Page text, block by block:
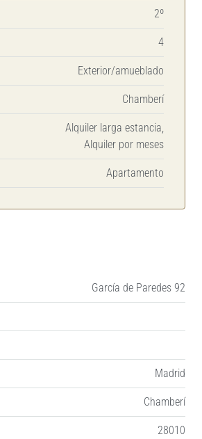
2º
4
Exterior/amueblado
Chamberí
Alquiler larga estancia,
Alquiler por meses
Apartamento
García de Paredes 92
Madrid
Chamberí
28010